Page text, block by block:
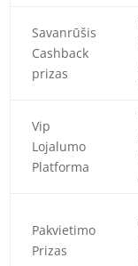
Savanrūšis
Cashback
prizas
Vip
Lojalumo
Platforma
Pakvietimo
Prizas